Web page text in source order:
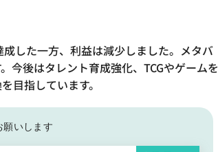
した一方、利益は減少しました。メタバ
今後はタレント育成強化、TCGやゲームを
目指しています。
願いします